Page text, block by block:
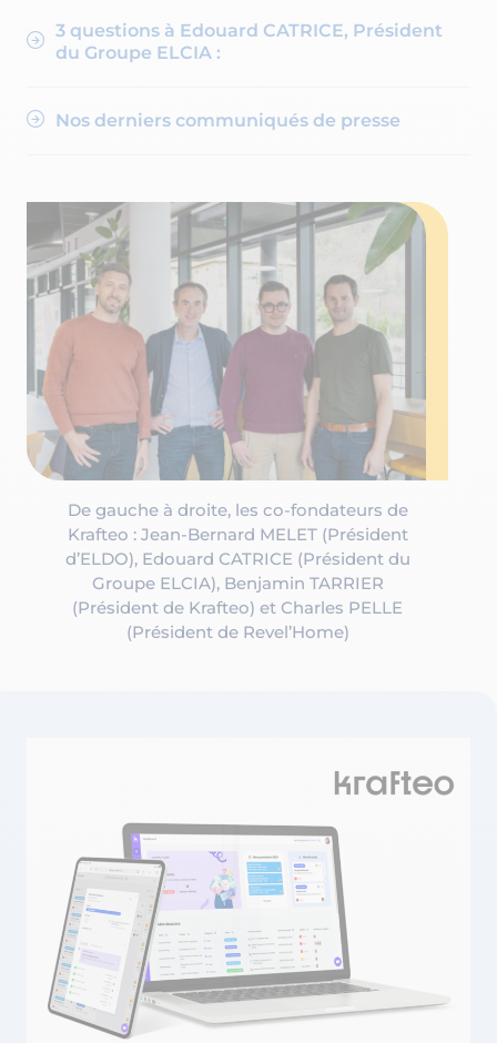
3 questions à Edouard CATRICE, Président
du Groupe ELCIA :
Nos derniers communiqués de presse
De gauche à droite, les co-fondateurs de
Krafteo : Jean-Bernard MELET (Président
d’ELDO), Edouard CATRICE (Président du
Groupe ELCIA), Benjamin TARRIER
(Président de Krafteo) et Charles PELLE
(Président de Revel’Home)